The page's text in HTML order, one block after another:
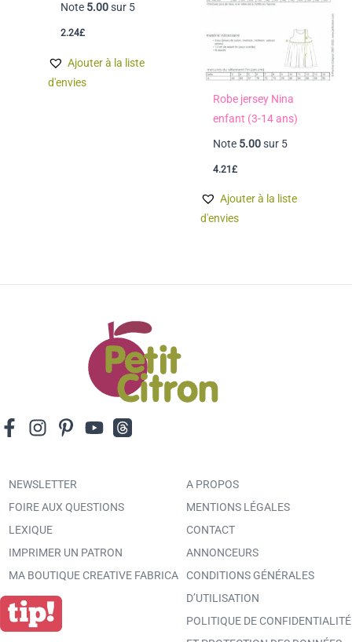
Note 5.00sur 5
2.24£
Ajouter à la liste
d'envies
Robe jersey Nina
enfant (3-14 ans)
Note 5.00sur 5
4.21£
Ajouter à la liste
d'envies
NEWSLETTER
FOIRE AUX QUESTIONS
LEXIQUE
IMPRIMER UN PATRON
MA BOUTIQUE CREATIVE FABRICA
A PROPOS
MENTIONS LÉGALES
CONTACT
ANNONCEURS
CONDITIONS GÉNÉRALES
D’UTILISATION
POLITIQUE DE CONFIDENTIALITÉ